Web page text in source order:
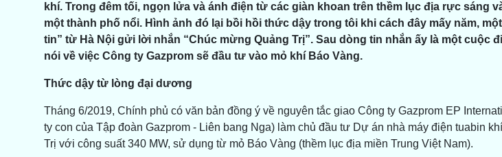
khí. Trong đêm tối, ngọn lửa và ánh điện từ các giàn khoan trên thềm lục địa rực sáng
một thành phố nổi. Hình ảnh đó lại bồi hồi thức dậy trong tôi khi cách đây mấy năm,
tin” từ Hà Nội gửi lời nhắn “Chúc mừng Quảng Trị”. Sau dòng tin nhắn ấy là một cuộc
nói về việc Công ty Gazprom sẽ đầu tư vào mỏ khí Báo Vàng.
Thức dậy từ lòng đại dương
Tháng 6/2019, Chính phủ có văn bản đồng ý về nguyên tắc giao Công ty Gazprom EP
ty con của Tập đoàn Gazprom - Liên bang Nga) làm chủ đầu tư Dự án nhà máy điện tuabin
Trị với công suất 340 MW, sử dụng từ mỏ Báo Vàng (thềm lục địa miền Trung Việt Nam).